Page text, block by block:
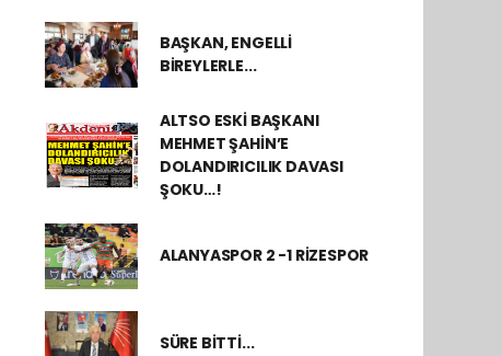
BAŞKAN, ENGELLİ
BİREYLERLE...
ALTSO ESKİ BAŞKANI
MEHMET ŞAHİN’E
DOLANDIRICILIK DAVASI
ŞOKU…!
ALANYASPOR 2 -1 RİZESPOR
SÜRE BİTTİ...